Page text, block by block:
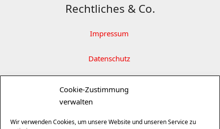
Rechtliches & Co.
Impressum
Datenschutz
Cookie-Zustimmung
verwalten
Wir verwenden Cookies, um unsere Website und unseren Service zu